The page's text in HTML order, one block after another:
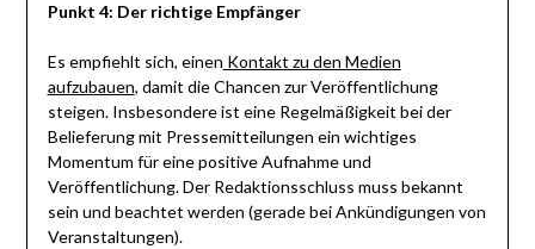
Punkt 4: Der richtige Empfänger
Es empfiehlt sich, einen Kontakt zu den Medien
aufzubauen, damit die Chancen zur Veröffentlichung
steigen. Insbesondere ist eine Regelmäßigkeit bei der
Belieferung mit Pressemitteilungen ein wichtiges
Momentum für eine positive Aufnahme und
Veröffentlichung. Der Redaktionsschluss muss bekannt
sein und beachtet werden (gerade bei Ankündigungen von
Veranstaltungen).